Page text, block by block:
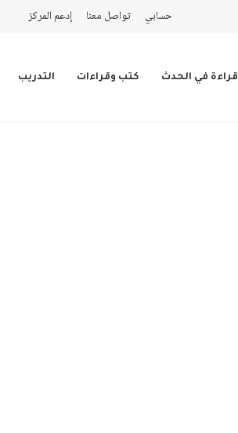
حسابي تواصل معنا إدعم المركز
قراءة في الحدث كتب وقراءات التدريب